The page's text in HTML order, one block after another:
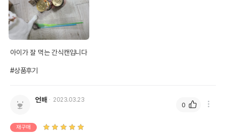
아이가 잘 먹는 간식캔입니다
#상품후기
언배 2023.03.23
재구매
0